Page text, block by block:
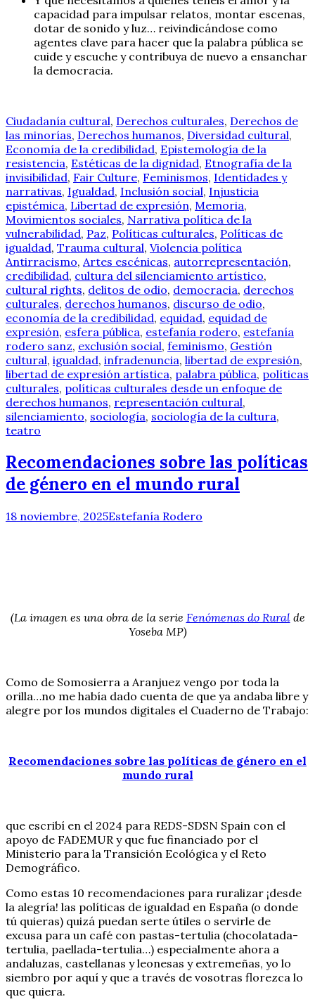
capacidad para impulsar relatos, montar escenas,
dotar de sonido y luz… reivindicándose como
agentes clave para hacer que la palabra pública se
cuide y escuche y contribuya de nuevo a ensanchar
la democracia.
Ciudadanía cultural, Derechos culturales, Derechos de
las minorías, Derechos humanos, Diversidad cultural,
Economía de la credibilidad, Epistemología de la
resistencia, Estéticas de la dignidad, Etnografía de la
invisibilidad, Fair Culture, Feminismos, Identidades y
narrativas, Igualdad, Inclusión social, Injusticia
epistémica, Libertad de expresión, Memoria,
Movimientos sociales, Narrativa política de la
vulnerabilidad, Paz, Políticas culturales, Políticas de
igualdad, Trauma cultural, Violencia política
Antirracismo, Artes escénicas, autorrepresentación,
credibilidad, cultura del silenciamiento artístico,
cultural rights, delitos de odio, democracia, derechos
culturales, derechos humanos, discurso de odio,
economía de la credibilidad, equidad, equidad de
expresión, esfera pública, estefanía rodero, estefanía
rodero sanz, exclusión social, feminismo, Gestión
cultural, igualdad, infradenuncia, libertad de expresión,
libertad de expresión artística, palabra pública, políticas
culturales, políticas culturales desde un enfoque de
derechos humanos, representación cultural,
silenciamiento, sociología, sociología de la cultura,
teatro
Recomendaciones sobre las políticas
de género en el mundo rural
18 noviembre, 2025Estefanía Rodero
(La imagen es una obra de la serie Fenómenas do Ruralde
Yoseba MP)
Como de Somosierra a Aranjuez vengo por toda la
orilla…no me había dado cuenta de que ya andaba libre y
alegre por los mundos digitales el Cuaderno de Trabajo:
Recomendaciones sobre las políticas de género en el
mundo rural
que escribí en el 2024 para REDS-SDSN Spain con el
apoyo de FADEMUR y que fue financiado por el
Ministerio para la Transición Ecológica y el Reto
Demográfico.
Como estas 10 recomendaciones para ruralizar ¡desde
la alegría! las políticas de igualdad en España (o donde
tú quieras) quizá puedan serte útiles o servirle de
excusa para un café con pastas-tertulia (chocolatada-
tertulia, paellada-tertulia…) especialmente ahora a
andaluzas, castellanas y leonesas y extremeñas, yo lo
siembro por aquí y que a través de vosotras florezca lo
que quiera.